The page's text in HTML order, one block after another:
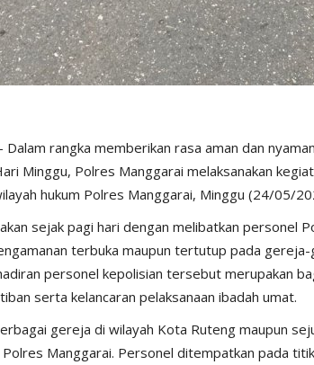
rangka memberikan rasa aman dan
Minggu, Polres Manggarai melaksanakan
hukum Polres Manggarai, Minggu (24/05/
sejak pagi hari dengan melibatkan personel
terbuka maupun tertutup pada
personel kepolisian tersebut merupakan
serta kelancaran pelaksanaan ibadah umat.
gereja di wilayah Kota Ruteng maupun
Polres Manggarai. Personel ditempatkan pada
Polisi Kita